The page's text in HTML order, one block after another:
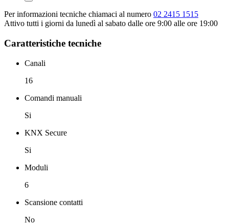
Per informazioni tecniche chiamaci al numero 02 2415 1515
Attivo tutti i giorni da lunedì al sabato dalle ore 9:00 alle ore 19:00
Caratteristiche tecniche
Canali
16
Comandi manuali
Si
KNX Secure
Si
Moduli
6
Scansione contatti
No